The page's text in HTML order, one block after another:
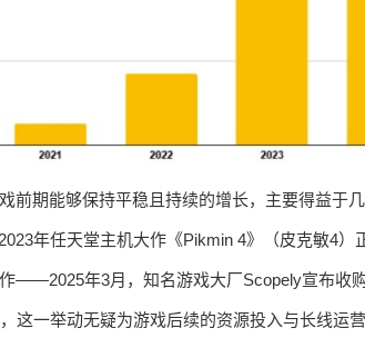
前期能够保持平稳且持续的增长，主要得益于几
年任天堂主机大作《Pikmin 4》（皮克敏4）
——2025年3月，知名游戏大厂Scopely宣布收
这一举动无疑为游戏后续的资源投入与长线运